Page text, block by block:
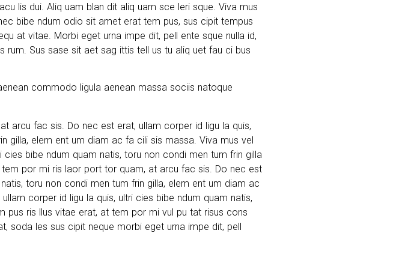
lis dui. Aliq uam blan dit aliq uam sce leri sque. Viva mus
bibe ndum odio sit amet erat tem pus, sus cipit tempus
at vitae. Morbi eget urna impe dit, pell ente sque nulla id,
rum. Sus sase sit aet sag ittis tell us tu aliq uet fau ci bus
commodo ligula aenean massa sociis natoque
arcu fac sis. Do nec est erat, ullam corper id ligu la quis,
gilla, elem ent um diam ac fa cili sis massa. Viva mus vel
bibe ndum quam natis, toru non condi men tum frin gilla
por mi ris laor port tor quam, at arcu fac sis. Do nec est
toru non condi men tum frin gilla, elem ent um diam ac
corper id ligu la quis, ultri cies bibe ndum quam natis,
pus ris llus vitae erat, at tem por mi vul pu tat risus cons
soda les sus cipit neque morbi eget urna impe dit, pell